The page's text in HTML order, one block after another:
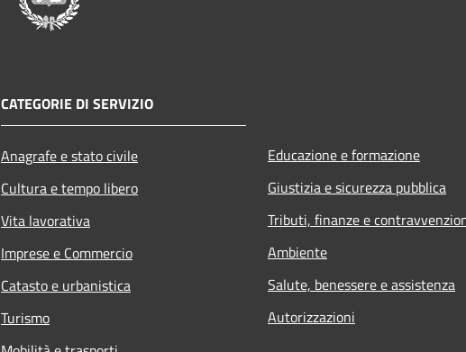
CATEGORIE DI SERVIZIO
Anagrafe e stato civile
Cultura e tempo libero
Vita lavorativa
Imprese e Commercio
Catasto e urbanistica
Turismo
Educazione e formazione
Giustizia e sicurezza pubblica
Tributi, finanze e
Ambiente
Salute, benessere e assistenza
Autorizzazioni